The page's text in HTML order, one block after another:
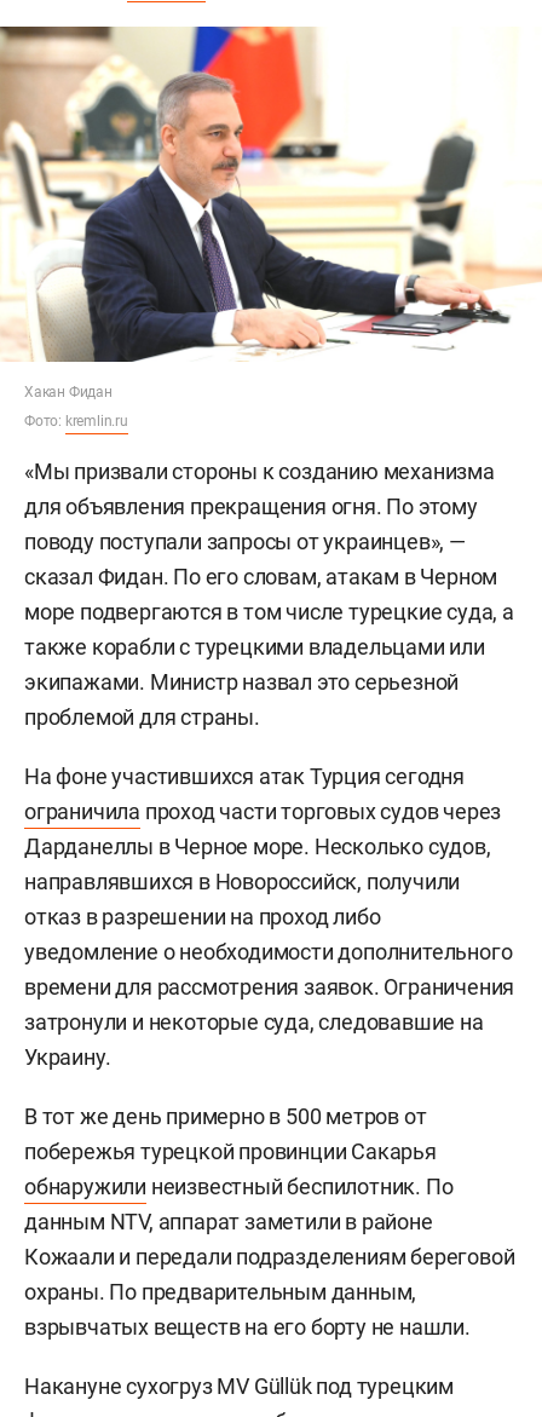
Хакан Фидан
Фото: kremlin.ru
«Мы призвали стороны к созданию механизма
для объявления прекращения огня. По этому
поводу поступали запросы от украинцев», —
сказал Фидан. По его словам, атакам в Черном
море подвергаются в том числе турецкие суда, а
также корабли с турецкими владельцами или
экипажами. Министр назвал это серьезной
проблемой для страны.
На фоне участившихся атак Турция сегодня
ограничила проход части торговых судов через
Дарданеллы в Черное море. Несколько судов,
направлявшихся в Новороссийск, получили
отказ в разрешении на проход либо
уведомление о необходимости дополнительного
времени для рассмотрения заявок. Ограничения
затронули и некоторые суда, следовавшие на
Украину.
В тот же день примерно в 500 метров от
побережья турецкой провинции Сакарья
обнаружили неизвестный беспилотник. По
данным NTV, аппарат заметили в районе
Кожаали и передали подразделениям береговой
охраны. По предварительным данным,
взрывчатых веществ на его борту не нашли.
Накануне сухогруз MV Güllük под турецким